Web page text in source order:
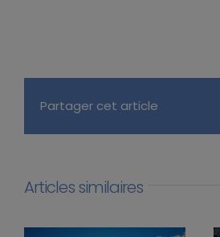
Partager cet article
Articles similaires